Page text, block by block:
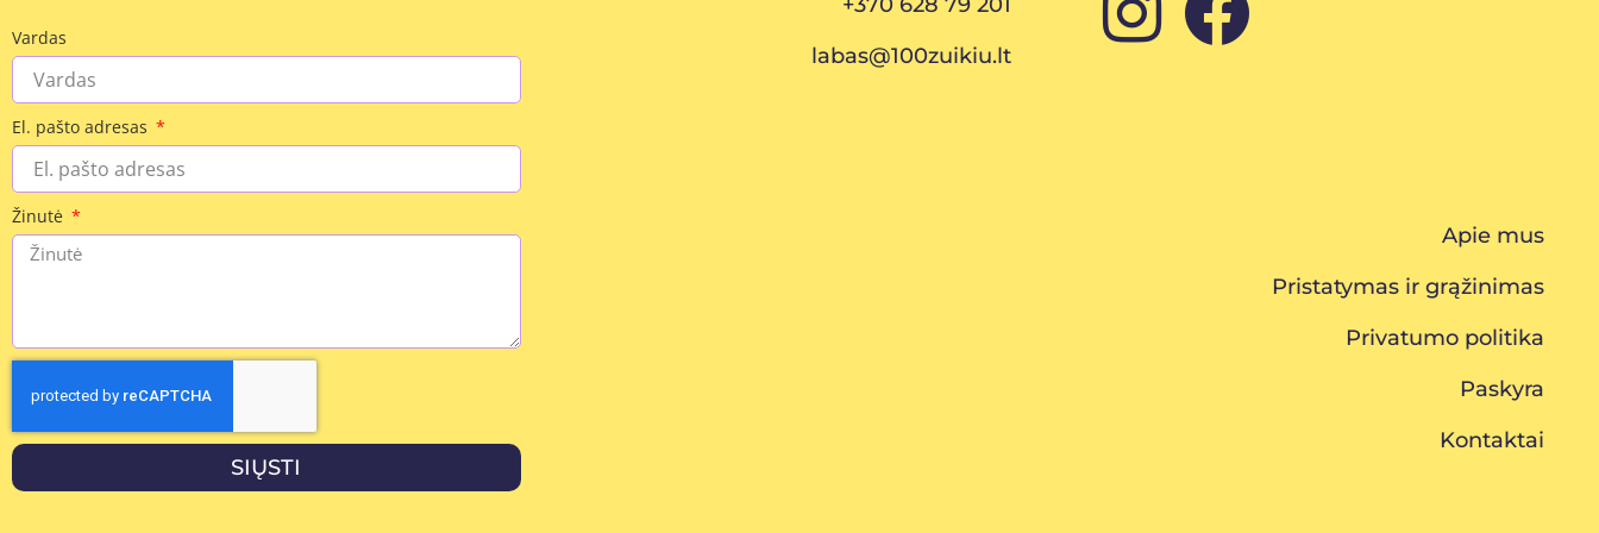
Vardas
El. pašto adresas
Žinutė
SIŲSTI
+370 628 79 201
labas@100zuikiu.lt
Apie mus
Pristatymas ir grąžinimas
Privatumo politika
Paskyra
Kontaktai